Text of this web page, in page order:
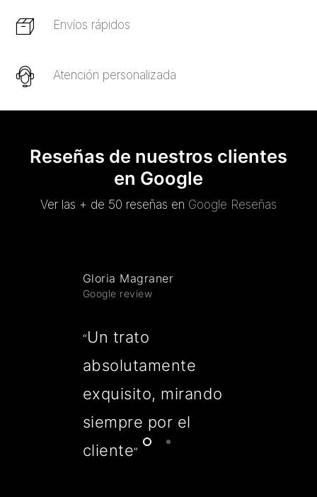
Envíos rápidos
Atención personalizada
Reseñas de nuestros clientes
en Google
Ver las + de 50 reseñas en Google Reseñas
Gloria Magraner
Google review
“Un trato
absolutamente
exquisito, mirando
siempre por el
cliente”